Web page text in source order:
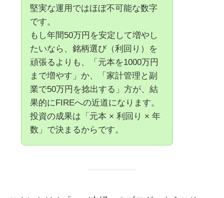
堅実な運用ではほぼ不可能な数字
です。
もし年間50万円を安定して増やし
たいなら、銘柄選び（利回り）を
頑張るよりも、「元本を1000万円
まで増やす」か、「家計管理と副
業で50万円を捻出する」方が、結
果的にFIREへの近道になります。
投資の成果は「元本 × 利回り × 年
数」で決まるからです。